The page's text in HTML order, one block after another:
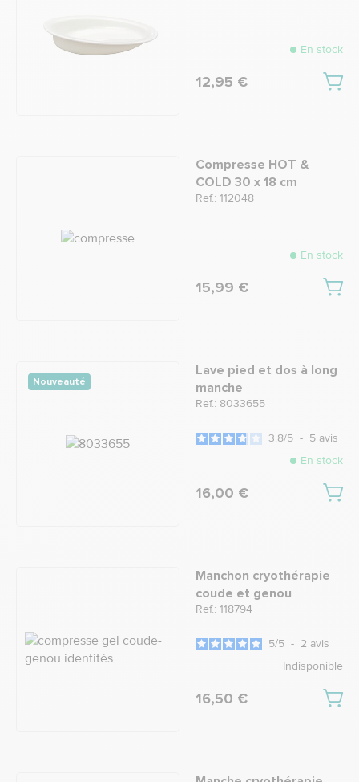
En stock
12,95 €
Compresse HOT &
COLD 30 x 18 cm
Ref.: 112048
En stock
15,99 €
Nouveauté
Lave pied et dos à long
manche
Ref.: 8033655
3.8/5 - 5 avis
En stock
16,00 €
Manchon cryothérapie
coude et genou
Ref.: 118794
5/5 - 2 avis
Indisponible
16,50 €